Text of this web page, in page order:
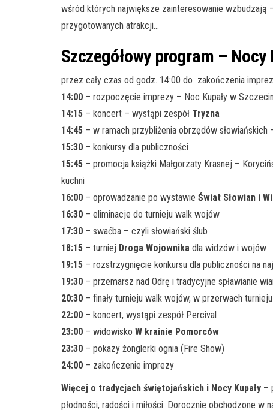
wśród których największe zainteresowanie
przygotowanych atrakcji…
Szczegółowy program – Nocy
przez cały czas od godz. 14:00 do zakończenia
14:00 – rozpoczęcie imprezy – Noc Kupały w
14:15 – koncert – wystąpi zespół Tryzna
14:45 – w ramach przybliżenia obrzędów słowiańskich
15:30 – konkursy dla publiczności
15:45 – promocja książki Małgorzaty Krasnej –
kuchni
16:00 – oprowadzanie po wystawie Świat Słowian i
16:30 – eliminacje do turnieju walk wojów
17:30 – swaćba – czyli słowiański ślub
18:15 – turniej Droga Wojownika dla widzów i wojów
19:15 – rozstrzygnięcie konkursu dla publiczności na
19:30 – przemarsz nad Odrę i tradycyjne spławianie
20:30 – finały turnieju walk wojów, w przerwach
22:00 – koncert, wystąpi zespół Percival
23:00 – widowisko W krainie Pomorców
23:30 – pokazy żonglerki ognia (Fire Show)
24:00 – zakończenie imprezy
Więcej o tradycjach świętojańskich i Nocy Kupały –
płodności, radości i miłości. Dorocznie obchodzone